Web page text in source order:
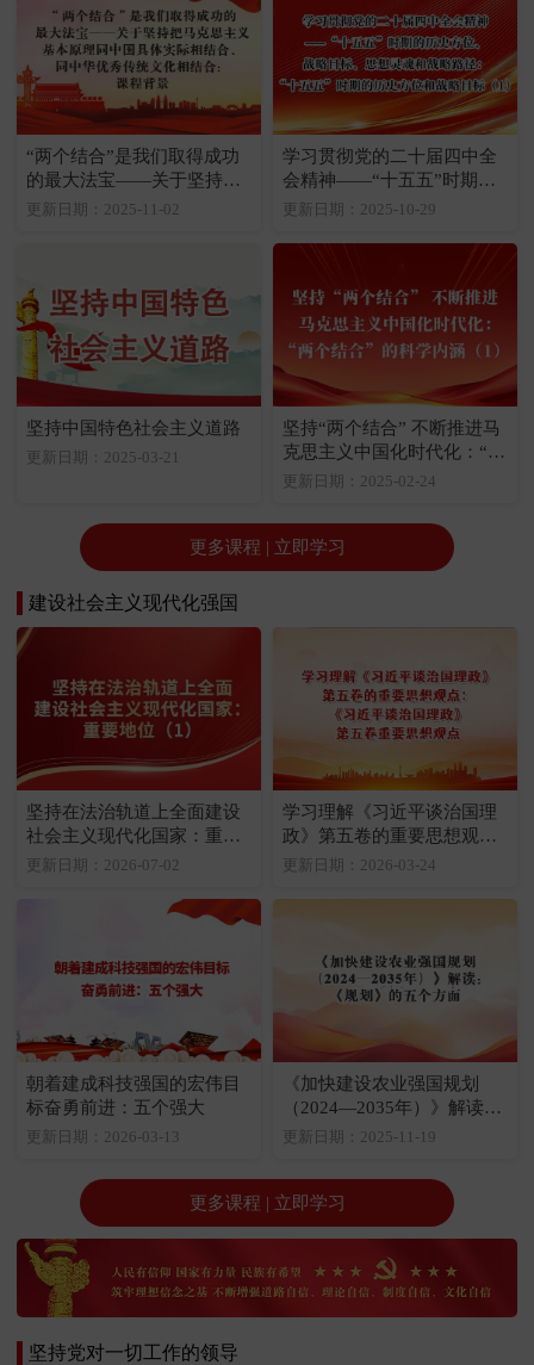
“两个结合”是我们取得成功
的最大法宝——关于坚持把
马克思主义基本原理同中国
更新日期：2025-11-02
学习贯彻党的二十届四中全
会精神——“十五五”时期的
历史方位、战略目标、思想
更新日期：2025-10-29
坚持中国特色社会主义道路
更新日期：2025-03-21
坚持“两个结合” 不断推进马
克思主义中国化时代化：“两
个结合”的科学内涵（1）
更新日期：2025-02-24
更多课程 | 立即学习
建设社会主义现代化强国
坚持在法治轨道上全面建设
社会主义现代化国家：重要
地位（1）
更新日期：2026-07-02
学习理解《习近平谈治国理
政》第五卷的重要思想观
点：《习近平谈治国理政》
更新日期：2026-03-24
朝着建成科技强国的宏伟目
标奋勇前进：五个强大
更新日期：2026-03-13
《加快建设农业强国规划
（2024—2035年）》解读：
《规划》的五个方面
更新日期：2025-11-19
更多课程 | 立即学习
坚持党对一切工作的领导